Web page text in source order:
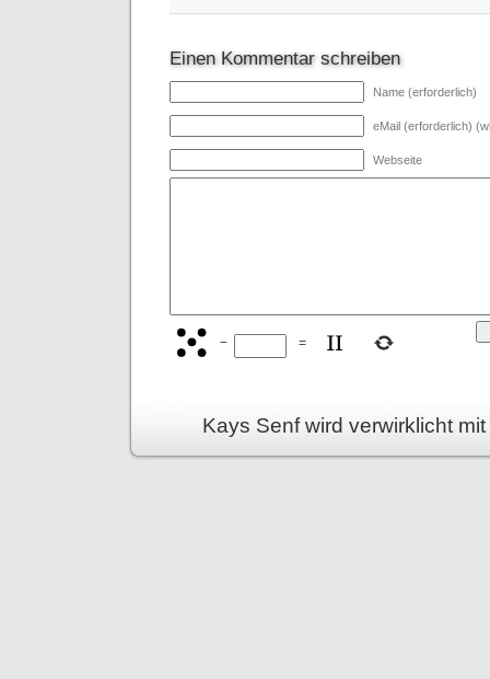
Einen Kommentar schreiben
Name (erforderlich)
eMail (erforderlich)
Webseite
− =
Kays Senf wird verwirklicht mit